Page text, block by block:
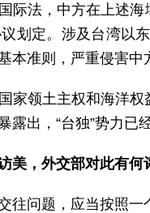
际法，中方在上述
划定。涉及台湾以
本准则，严重侵害中
家领土主权和海洋
露出，“台独”势力
美，外交部对此有何
往问题，应当按照一